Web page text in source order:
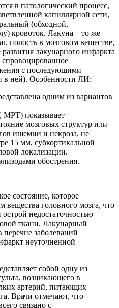
в патологический процесс,
капиллярной сети,
(обходной,
кровоток. Лакуна – то же
полость в мозговом веществе,
развития лакунарного инфаркта
с последующими
в ней). Особенности ЛИ:
одним из вариантов
МРТ) показывает
мозговых структур или
ишемии и некроза, не
15 мм, субкортикальной
локализации.
обострения.
состояние, которое
вещества головного мозга, что
недостаточностью
ткани. Лакунарный
перечне заболеваний
неуточненной
собой одну из
возникающего в
артерий, питающих
Врачи отмечают, что
связано с